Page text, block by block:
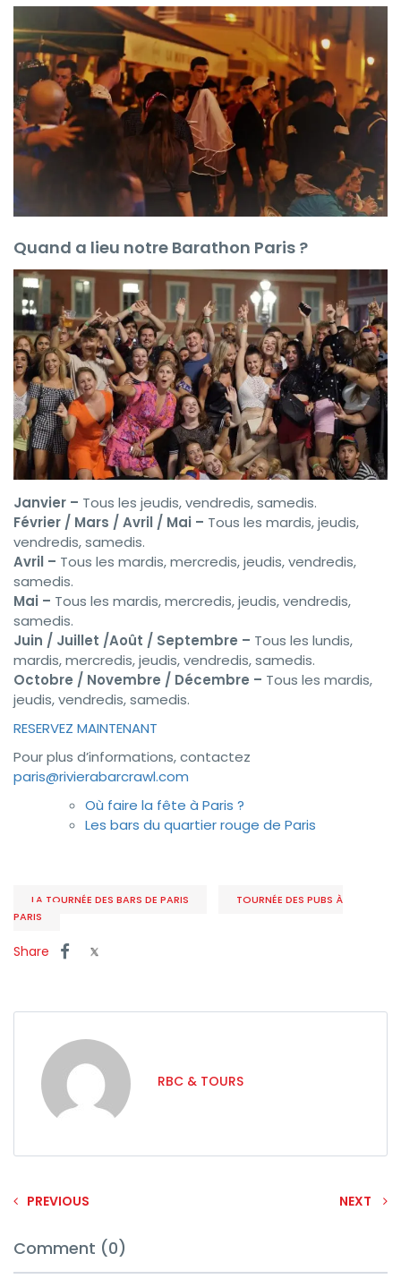
Quand a lieu notre Barathon Paris ?
Janvier – Tous les jeudis, vendredis, samedis.
Février / Mars / Avril / Mai – Tous les mardis, jeudis,
vendredis, samedis.
Avril – Tous les mardis, mercredis, jeudis, vendredis,
samedis.
Mai – Tous les mardis, mercredis, jeudis, vendredis,
samedis.
Juin / Juillet /Août / Septembre – Tous les lundis,
mardis, mercredis, jeudis, vendredis, samedis.
Octobre / Novembre / Décembre – Tous les mardis,
jeudis, vendredis, samedis.
RESERVEZ MAINTENANT
Pour plus d’informations, contactez
paris@rivierabarcrawl.com
Où faire la fête à Paris ?
Les bars du quartier rouge de Paris
LA TOURNÉE DES BARS DE PARIS
TOURNÉE DES PUBS À
PARIS
Share
RBC & TOURS
PREVIOUS NEXT
Comment (0)